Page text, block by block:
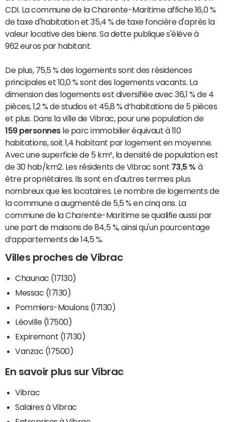
CDI. La commune de la Charente-Maritime affiche 16,0 %
de taxe d'habitation et 35,4 % de taxe foncière d'après la
valeur locative des biens. Sa dette publique s'élève à
962 euros par habitant.
De plus, 75,5 % des logements sont des résidences
principales et 10,0 % sont des logements vacants. La
dimension des logements est diversifiée avec 36,1 % de 4
pièces, 1,2 % de studios et 45,8 % d’habitations de 5 pièces
et plus. Dans la ville de Vibrac, pour une population de
159 personnesle parc immobilier équivaut à 110
habitations, soit 1,4 habitant par logement en moyenne.
Avec une superficie de 5 km², la densité de population est
de 30 hab/km2. Les résidents de Vibrac sont 73,5 % à
être propriétaires. Ils sont en d'autres termes plus
nombreux que les locataires. Le nombre de logements de
la commune a augmenté de 5,5 % en cinq ans. La
commune de la Charente-Maritime se qualifie aussi par
une part de maisons de 84,5 %, ainsi qu'un pourcentage
d’appartements de 14,5 %.
Villes proches de Vibrac
Chaunac (17130)
Messac (17130)
Pommiers-Moulons (17130)
Léoville (17500)
Expiremont (17130)
Vanzac (17500)
En savoir plus sur Vibrac
Vibrac
Salaires à Vibrac